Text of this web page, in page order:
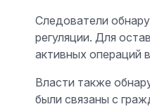
Следователи
регуляции. Для
активных операций
Власти также
были связаны с